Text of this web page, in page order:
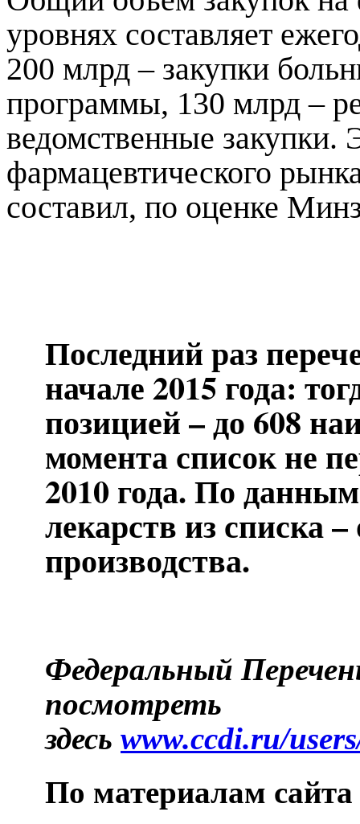
уровнях составляет
200 млрд – закупки
программы, 130 млрд –
ведомственные закупки.
фармацевтического
составил, по оценке
Последний раз
начале 2015 года:
позицией – до 608
момента список не
2010 года. По
лекарств из списка –
производства.
Федеральный
посмотреть
здесь www.ccdi.ru/
По материалам